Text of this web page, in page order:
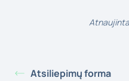
Atsiliepimų forma